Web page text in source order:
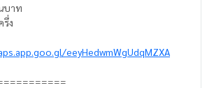
บาท
ง
eeyHedwmWgUdqMZXA